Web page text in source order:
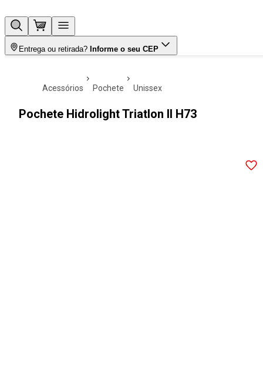
Entrega ou retirada? Informe o seu CEP
acessórios pochete unissex
Pochete Hidrolight Triatlon II H73